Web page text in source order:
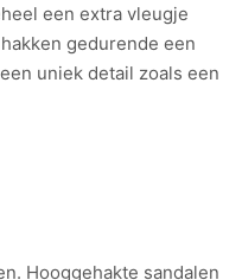
een extra vleugje
gedurende een
uniek detail zoals een
Hooggehakte sandalen